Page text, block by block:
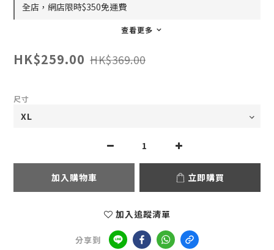
全店，網店限時$350免運費
查看更多
HK$259.00 HK$369.00
尺寸
加入購物車 立即購買
加入追蹤清單
分享到